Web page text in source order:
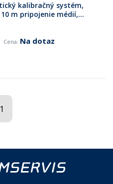
kalibračný systém,
m pripojenie médií,
preplachovanie a
Na dotaz
1